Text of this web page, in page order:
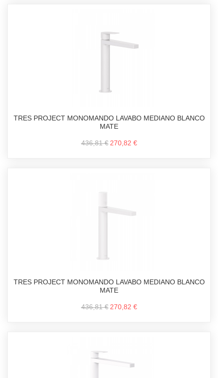
TRES PROJECT MONOMANDO LAVABO MEDIANO BLANCO
MATE
436,81 € 270,82 €
TRES PROJECT MONOMANDO LAVABO MEDIANO BLANCO
MATE
436,81 € 270,82 €